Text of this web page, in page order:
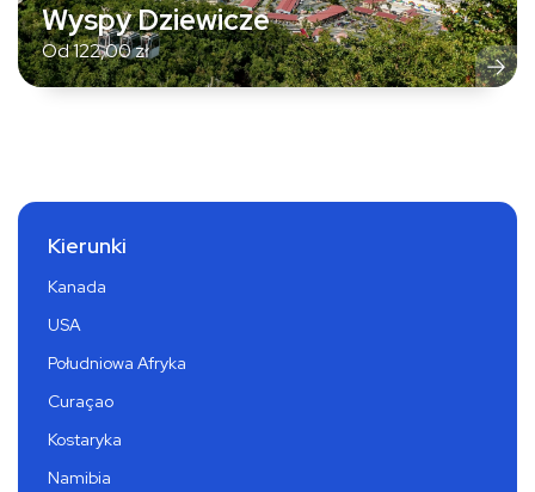
Wyspy Dziewicze
Od122,00zł
Kierunki
Kanada
USA
Południowa Afryka
Curaçao
Kostaryka
Namibia